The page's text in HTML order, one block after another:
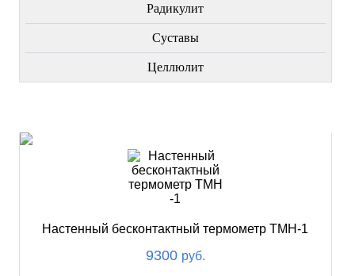
Радикулит
Суставы
Целлюлит
Настенный бесконтактный термометр ТМН-1
9300 руб.